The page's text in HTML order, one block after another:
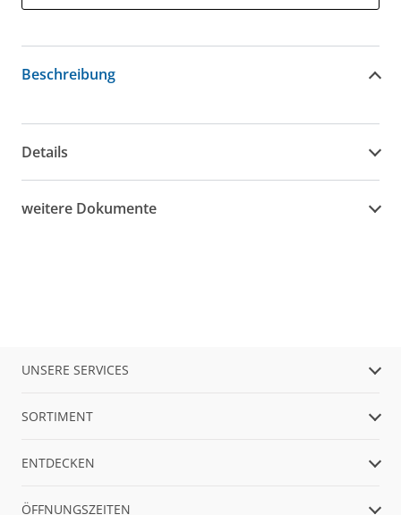
Beschreibung
Details
weitere Dokumente
UNSERE SERVICES
SORTIMENT
ENTDECKEN
ÖFFNUNGSZEITEN